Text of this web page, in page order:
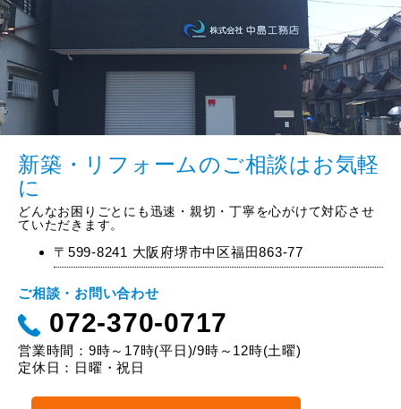
新築・リフォームのご相談はお気軽
に
どんなお困りごとにも迅速・親切・丁寧を心がけて対応させ
ていただきます。
〒599-8241 大阪府堺市中区福田863-77
ご相談・お問い合わせ
072-370-0717
営業時間：9時～17時(平日)/9時～12時(土曜)
定休日：日曜・祝日